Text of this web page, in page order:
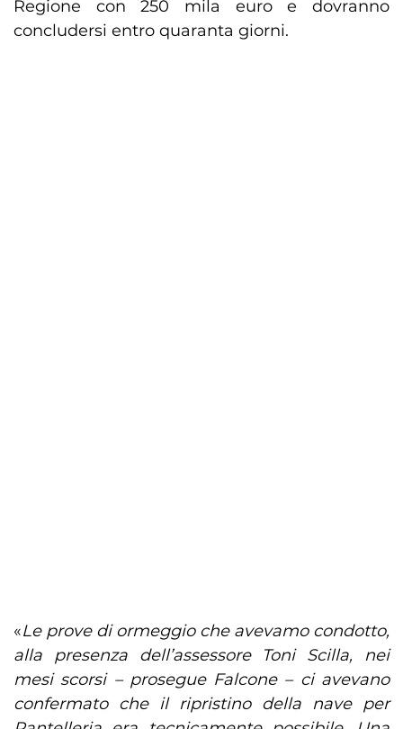
Regione con 250 mila euro e dovranno
concludersi entro quaranta giorni.
«Le prove di ormeggio che avevamo condotto,
alla presenza dell’assessore Toni Scilla, nei
mesi scorsi – prosegue Falcone – ci avevano
confermato che il ripristino della nave per